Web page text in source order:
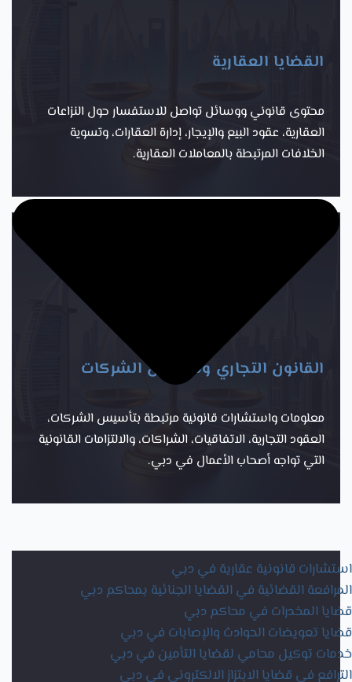
استشارات قانونية عقارية في دبي
المرافعة القضائية في القضايا الجنائية بمحاكم دبي
قضايا المخدرات في محاكم دبي
قضايا تعويضات الحوادث والإصابات في دبي
خدمات توكيل محامي لقضايا التأمين في دبي
الترافع في قضايا الابتزاز الالكتروني في دبي
القضايا العقارية
محتوى قانوني ووسائل تواصل للاستفسار حول النزاعات
العقارية، عقود البيع والإيجار، إدارة العقارات، وتسوية
الخلافات المرتبطة بالمعاملات العقارية.
القانون التجاري وتأسيس الشركات
معلومات واستشارات قانونية مرتبطة بتأسيس الشركات،
العقود التجارية، الاتفاقيات، الشراكات، والالتزامات القانونية
التي تواجه أصحاب الأعمال في دبي.